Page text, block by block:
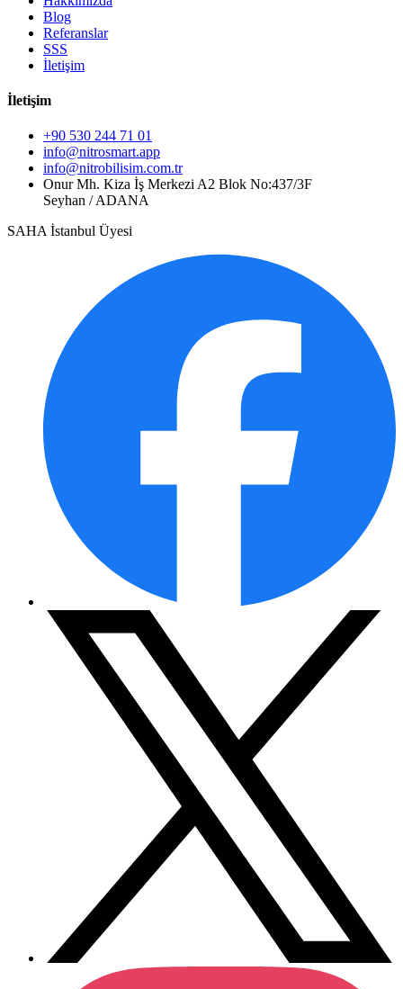
Blog
Referanslar
SSS
İletişim
İletişim
+90 530 244 71 01
info@nitrosmart.app
info@nitrobilisim.com.tr
Onur Mh. Kiza İş Merkezi A2 Blok No:437/3F
Seyhan / ADANA
SAHA İstanbul Üyesi